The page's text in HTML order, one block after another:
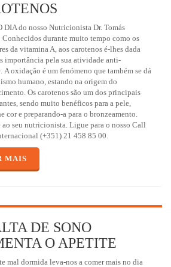
DIA do nosso Nutricionista Dr. Tomás
Conhecidos durante muito tempo como os
da vitamina A, aos carotenos é-lhes dada
importância pela sua atividade anti-
A oxidação é um fenómeno que também se dá
humano, estando na origem do
Os carotenos são um dos principais
sendo muito benéficos para a pele,
cor e preparando-a para o bronzeamento.
ao seu nutricionista. Ligue para o nosso Call
(+351) 21 458 85 00.
MAIS
DE SONO
O APETITE
mal dormida leva-nos a comer mais no dia